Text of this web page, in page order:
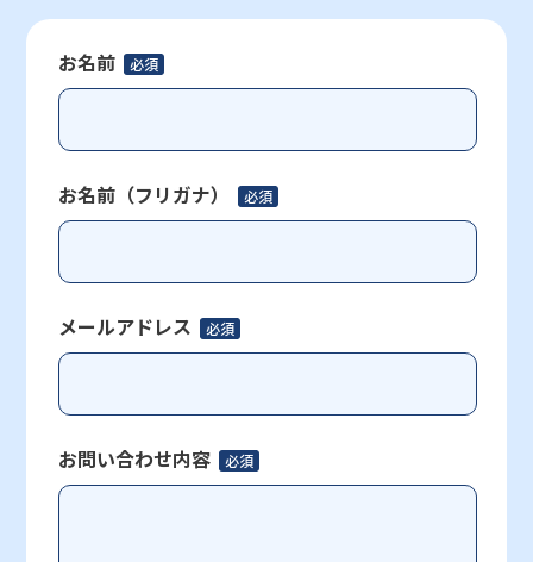
お名前 必須
お名前（フリガナ） 必須
メールアドレス 必須
お問い合わせ内容 必須